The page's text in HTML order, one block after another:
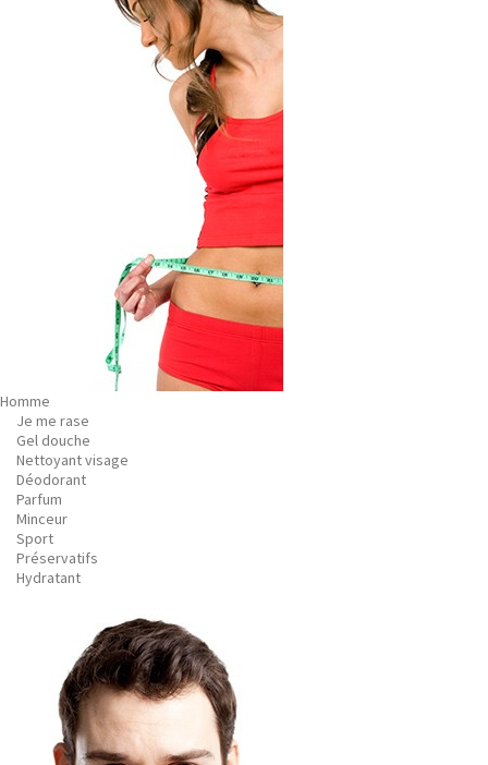
Homme
Je me rase
Gel douche
Nettoyant visage
Déodorant
Parfum
Minceur
Sport
Préservatifs
Hydratant